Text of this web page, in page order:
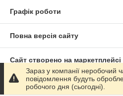
Графік роботи
Повна версія сайту
Сайт створено на маркетплейсі
Політика конфіденційності
Зараз у компанії неробочий
повідомлення будуть
робочого дня (сьогодні).